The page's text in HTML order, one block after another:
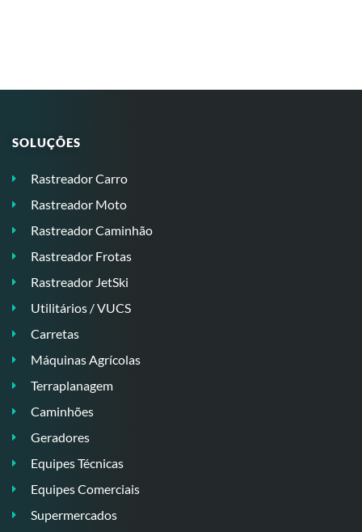
SOLUÇÕES
Rastreador Carro
Rastreador Moto
Rastreador Caminhão
Rastreador Frotas
Rastreador JetSki
Utilitários / VUCS
Carretas
Máquinas Agrícolas
Terraplanagem
Caminhões
Geradores
Equipes Técnicas
Equipes Comerciais
Supermercados